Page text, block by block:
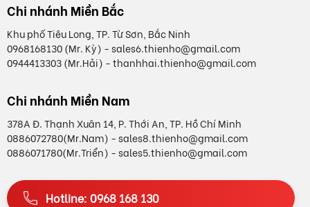
Chi nhánh Miền Bắc
Khu phố Tiêu Long, TP. Từ Sơn, Bắc Ninh
0968168130 (Mr. Kỳ) - sales6.thienho@gmail.com
0944413303 (Mr.Hải) - thanhhai.thienho@gmail.com
Chi nhánh Miền Nam
378A Đ. Thạnh Xuân 14, P. Thới An, TP. Hồ Chí Minh
0886072780(Mr.Nam) - sales8.thienho@gmail.com
0886071780(Mr.Triển) - sales5.thienho@gmail.com
Hotline: 0968 168 130